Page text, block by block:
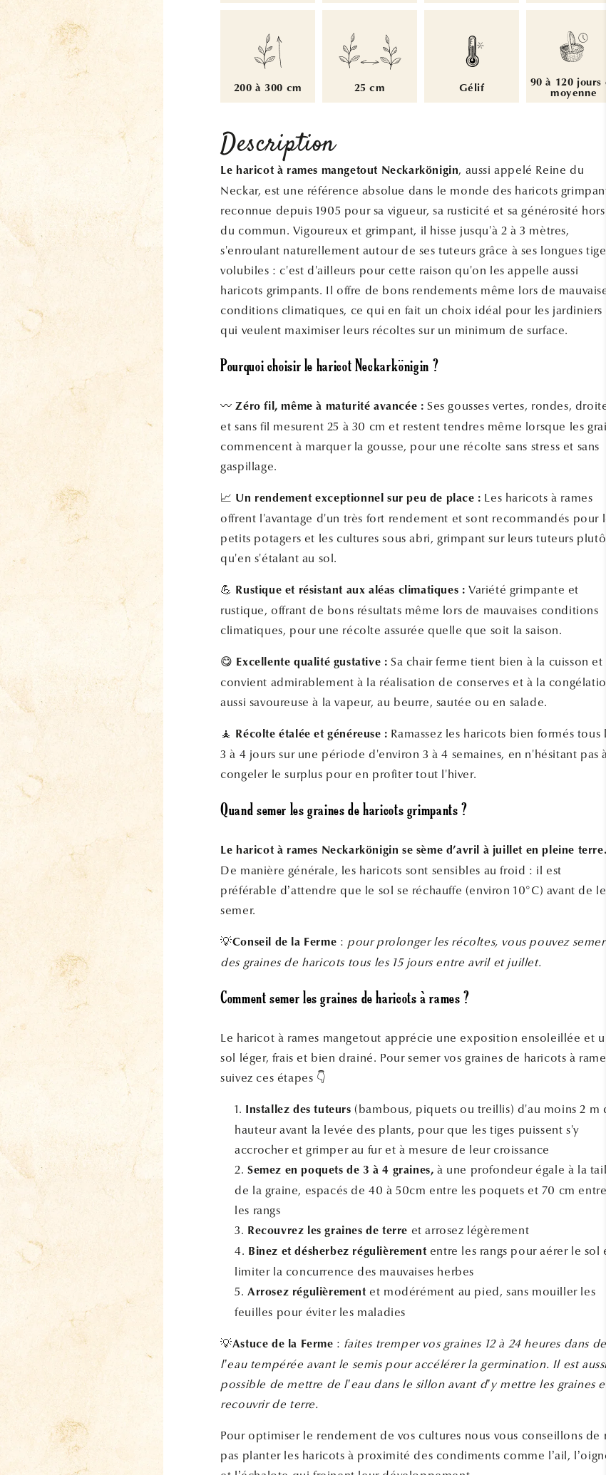
200 à 300 cm 25 cm Gélif
90 à 120 jours
moyenne
Description
Le haricot à rames mangetout Neckarkönigin, aussi appelé Reine du
Neckar, est une référence absolue dans le monde des haricots
reconnue depuis 1905 pour sa vigueur, sa rusticité et sa générosité hors
du commun. Vigoureux et grimpant, il hisse jusqu'à 2 à 3 mètres,
s'enroulant naturellement autour de ses tuteurs grâce à ses longues
volubiles : c'est d'ailleurs pour cette raison qu'on les appelle aussi
haricots grimpants. Il offre de bons rendements même lors de
conditions climatiques, ce qui en fait un choix idéal pour les jardiniers
qui veulent maximiser leurs récoltes sur un minimum de surface.
Pourquoi choisir le haricot Neckarkönigin ?
〰️Zéro fil, même à maturité avancée : Ses gousses vertes, rondes,
et sans fil mesurent 25 à 30 cm et restent tendres même lorsque les
commencent à marquer la gousse, pour une récolte sans stress et sans
gaspillage.
📈 Un rendement exceptionnel sur peu de place : Les haricots à rames
offrent l'avantage d'un très fort rendement et sont recommandés pour
petits potagers et les cultures sous abri, grimpant sur leurs tuteurs
qu'en s'étalant au sol.
💪 Rustique et résistant aux aléas climatiques : Variété grimpante et
rustique, offrant de bons résultats même lors de mauvaises conditions
climatiques, pour une récolte assurée quelle que soit la saison.
😋 Excellente qualité gustative : Sa chair ferme tient bien à la cuisson et
convient admirablement à la réalisation de conserves et à la
aussi savoureuse à la vapeur, au beurre, sautée ou en salade.
🧘 Récolte étalée et généreuse : Ramassez les haricots bien formés tous
3 à 4 jours sur une période d'environ 3 à 4 semaines, en n'hésitant pas
congeler le surplus pour en profiter tout l'hiver.
Quand semer les graines de haricots grimpants ?
Le haricot à rames Neckarkönigin se sème d’avril à juillet en pleine
De manière générale, les haricots sont sensibles au froid : il est
préférable d’attendre que le sol se réchauffe (environ 10°C) avant de
semer.
💡Conseil de la Ferme : pour prolonger les récoltes, vous pouvez semer
des graines de haricots tous les 15 jours entre avril et juillet.
Comment semer les graines de haricots à rames ?
Le haricot à rames mangetout apprécie une exposition ensoleillée et
sol léger, frais et bien drainé. Pour semer vos graines de haricots à
suivez ces étapes 👇
Installez des tuteurs (bambous, piquets ou treillis) d'au moins 2 m
hauteur avant la levée des plants, pour que les tiges puissent s'y
accrocher et grimper au fur et à mesure de leur croissance
Semez en poquets de 3 à 4 graines, à une profondeur égale à la
de la graine, espacés de 40 à 50cm entre les poquets et 70 cm
les rangs
Recouvrez les graines de terre et arrosez légèrement
Binez et désherbez régulièrement entre les rangs pour aérer le sol
limiter la concurrence des mauvaises herbes
Arrosez régulièrement et modérément au pied, sans mouiller les
feuilles pour éviter les maladies
💡Astuce de la Ferme : faites tremper vos graines 12 à 24 heures dans de
l’eau tempérée avant le semis pour accélérer la germination. Il est
possible de mettre de l’eau dans le sillon avant d’y mettre les graines
recouvrir de terre.
Pour optimiser le rendement de vos cultures nous vous conseillons de
pas planter les haricots à proximité des condiments comme l’ail,